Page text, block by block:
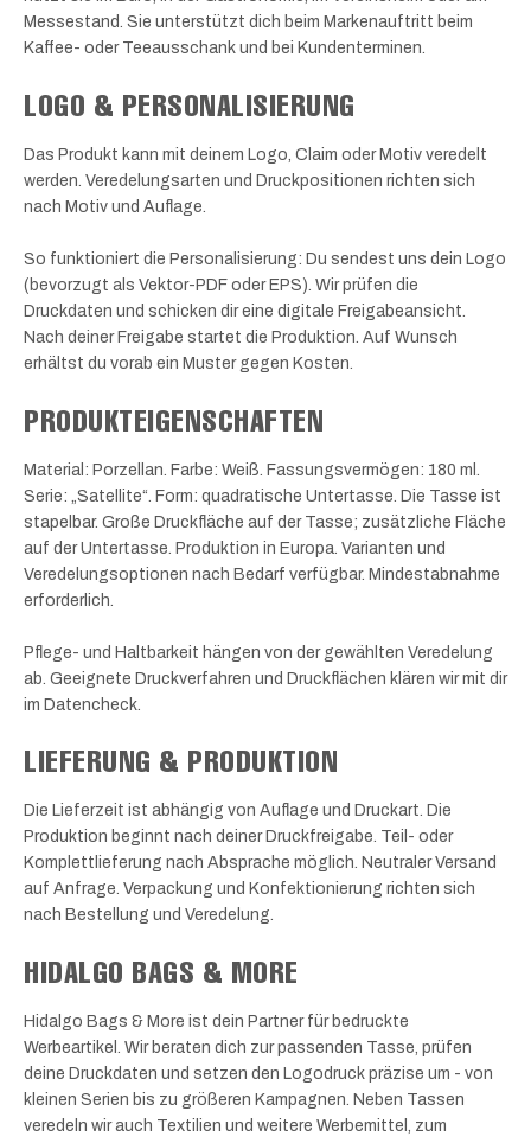
Messestand. Sie unterstützt dich beim Markenauftritt beim
Kaffee- oder Teeausschank und bei Kundenterminen.
LOGO & PERSONALISIERUNG
Das Produkt kann mit deinem Logo, Claim oder Motiv veredelt
werden. Veredelungsarten und Druckpositionen richten sich
nach Motiv und Auflage.
So funktioniert die Personalisierung: Du sendest uns dein Logo
(bevorzugt als Vektor-PDF oder EPS). Wir prüfen die
Druckdaten und schicken dir eine digitale Freigabeansicht.
Nach deiner Freigabe startet die Produktion. Auf Wunsch
erhältst du vorab ein Muster gegen Kosten.
PRODUKTEIGENSCHAFTEN
Material: Porzellan. Farbe: Weiß. Fassungsvermögen: 180 ml.
Serie: „Satellite“. Form: quadratische Untertasse. Die Tasse ist
stapelbar. Große Druckfläche auf der Tasse; zusätzliche Fläche
auf der Untertasse. Produktion in Europa. Varianten und
Veredelungsoptionen nach Bedarf verfügbar. Mindestabnahme
erforderlich.
Pflege- und Haltbarkeit hängen von der gewählten Veredelung
ab. Geeignete Druckverfahren und Druckflächen klären wir mit dir
im Datencheck.
LIEFERUNG & PRODUKTION
Die Lieferzeit ist abhängig von Auflage und Druckart. Die
Produktion beginnt nach deiner Druckfreigabe. Teil- oder
Komplettlieferung nach Absprache möglich. Neutraler Versand
auf Anfrage. Verpackung und Konfektionierung richten sich
nach Bestellung und Veredelung.
HIDALGO BAGS & MORE
Hidalgo Bags & More ist dein Partner für bedruckte
Werbeartikel. Wir beraten dich zur passenden Tasse, prüfen
deine Druckdaten und setzen den Logodruck präzise um - von
kleinen Serien bis zu größeren Kampagnen. Neben Tassen
veredeln wir auch Textilien und weitere Werbemittel, zum